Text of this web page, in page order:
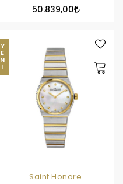
50.839,00
YENI
Saint Honore